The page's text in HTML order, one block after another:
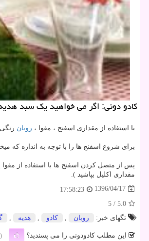
كادو دونی: اگر می خواهید یك سبد هدیه
با استفاده از مقداری اسفنج ، مقوا ، روبان
برای شروع اسفنج ها را با توجه به اندازه كه
پس از متصل كردن اسفنج ها با استفاده از مقوا
مقداری اكلیل بپاشید ).
1396/04/17
17:58:23
5.0
/ 5
تگهای خبر:
روبان كادو هدیه
این مطلب کادودونی را می پسندید؟ (1)